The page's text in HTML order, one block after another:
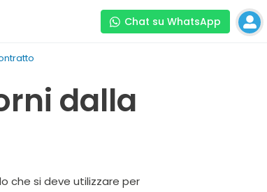
Chat su WhatsApp
dalla
che si deve utilizzare per